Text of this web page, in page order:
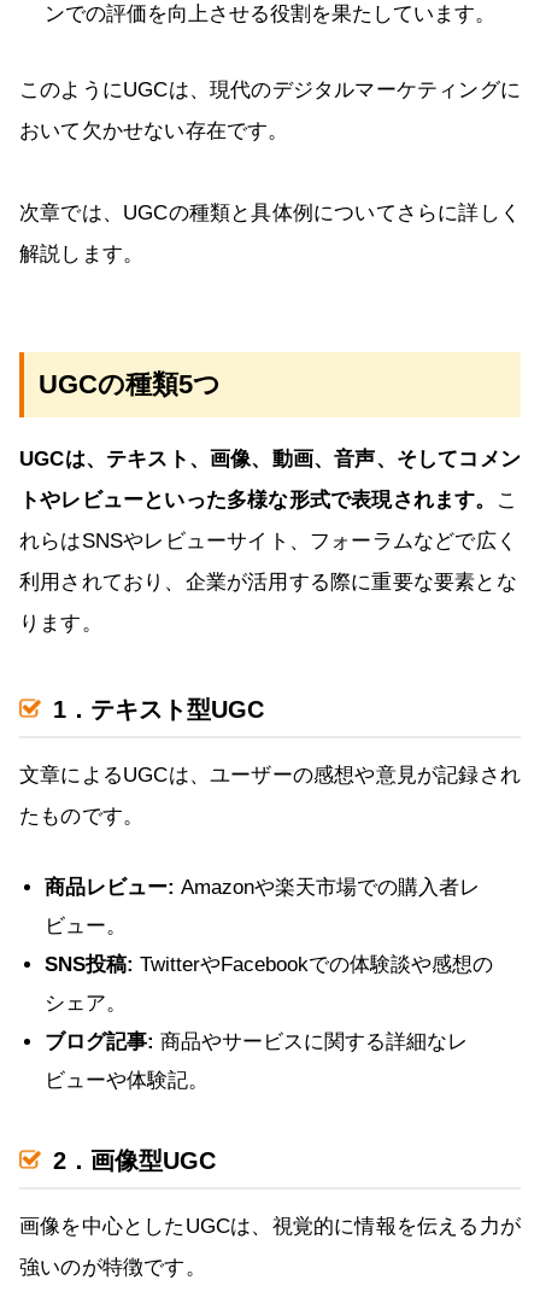
ンでの評価を向上させる役割を果たしています。
このようにUGCは、現代のデジタルマーケティングに
おいて欠かせない存在です。
次章では、UGCの種類と具体例についてさらに詳しく
解説します。
UGCの種類5つ
UGCは、テキスト、画像、動画、音声、そしてコメン
トやレビューといった多様な形式で表現されます。
こ
れらはSNSやレビューサイト、フォーラムなどで広く
利用されており、企業が活用する際に重要な要素とな
ります。
1．テキスト型UGC
文章によるUGCは、ユーザーの感想や意見が記録され
たものです。
商品レビュー: Amazonや楽天市場での購入者レ
ビュー。
SNS投稿: TwitterやFacebookでの体験談や感想の
シェア。
ブログ記事: 商品やサービスに関する詳細なレ
ビューや体験記。
2．画像型UGC
画像を中心としたUGCは、視覚的に情報を伝える力が
強いのが特徴です。